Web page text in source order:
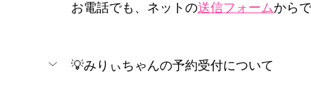
お電話でも、ネットの送信フォームから
💡みりぃちゃんの予約受付について